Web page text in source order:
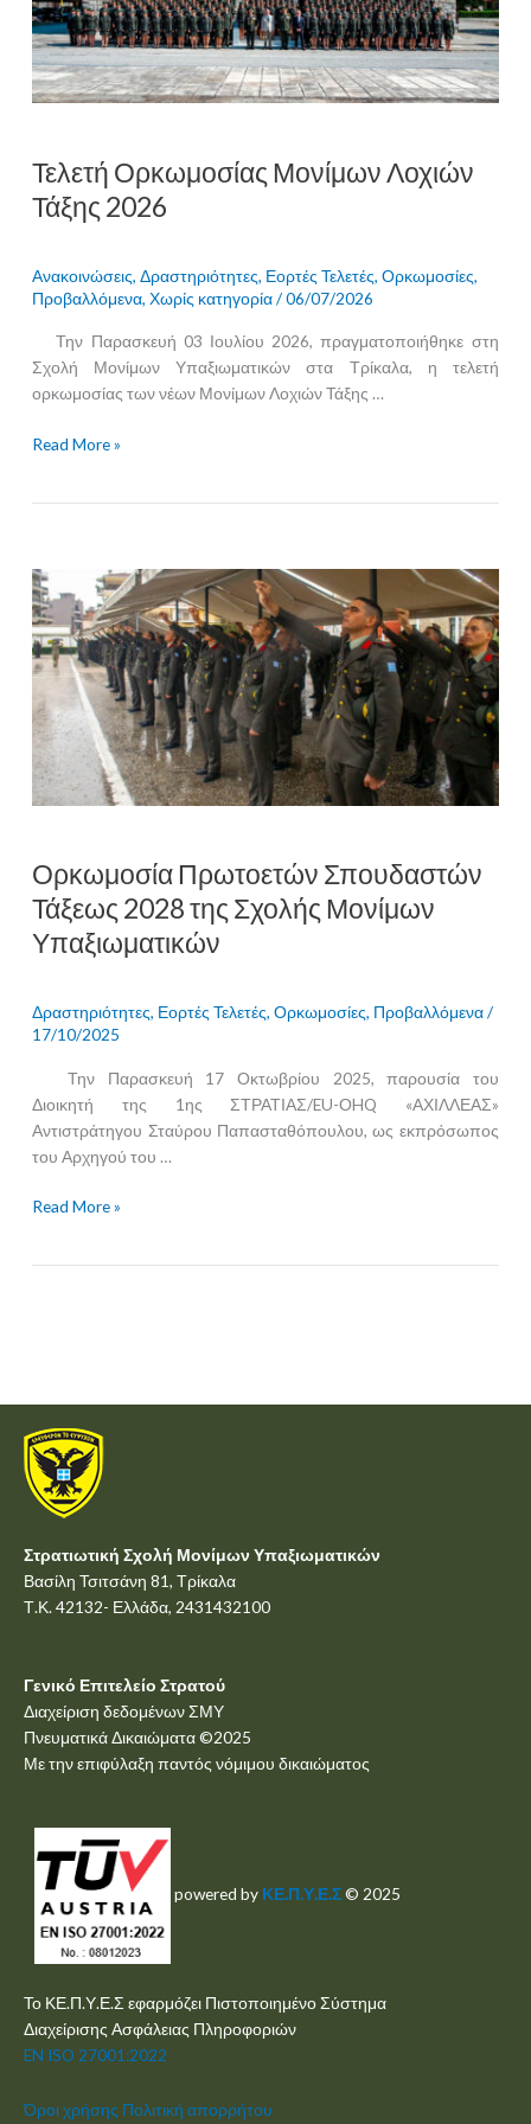
Τελετή Ορκωμοσίας Μονίμων Λοχιών
Τάξης 2026
Ανακοινώσεις,Δραστηριότητες, Εορτές Τελετές,Ορκωμοσίες,
Προβαλλόμενα,Χωρίς κατηγορία/06/07/2026
Την Παρασκευή 03 Ιουλίου 2026, πραγματοποιήθηκε στη
Σχολή Μονίμων Υπαξιωματικών στα Τρίκαλα, η τελετή
ορκωμοσίας των νέων Μονίμων Λοχιών Τάξης …
2026
Read More »
Ορκωμοσία Πρωτοετών Σπουδαστών
Τάξεως 2028 της Σχολής Μονίμων
Υπαξιωματικών
Δραστηριότητες, Εορτές Τελετές,Ορκωμοσίες, Προβαλλόμενα/
17/10/2025
Την Παρασκευή 17 Οκτωβρίου 2025, παρουσία του
Διοικητή της 1ης ΣΤΡΑΤΙΑΣ/EU-ΟHQ «ΑΧΙΛΛΕΑΣ»
Αντιστράτηγου Σταύρου Παπασταθόπουλου, ως εκπρόσωπος
του Αρχηγού του …
Ορκωμοσία
Πρωτοετών
Σπουδαστών
Τάξεως
2028
της
Σχολής
Μονίμων
Υπαξιωματικών
Read More »
Στρατιωτική Σχολή Μονίμων Υπαξιωματικών
Βασίλη Τσιτσάνη 81, Τρίκαλα
Τ.Κ. 42132- Ελλάδα, 2431432100
Γενικό Επιτελείο Στρατού
Διαχείριση δεδομένων ΣΜΥ
Πνευματικά Δικαιώματα ©2025
Με την επιφύλαξη παντός νόμιμου δικαιώματος
powered by ΚΕ.Π.Υ.Ε.Σ© 2025
Το ΚΕ.Π.Υ.Ε.Σ εφαρμόζει Πιστοποιημένο Σύστημα
Διαχείρισης Ασφάλειας Πληροφοριών
EN ISO 27001:2022
Όροι χρήσης Πολιτική απορρήτου